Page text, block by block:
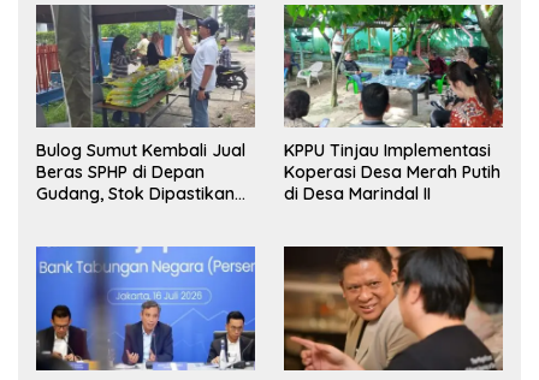
Bulog Sumut Kembali Jual
Beras SPHP di Depan
Gudang, Stok Dipastikan
KPPU Tinjau Implementasi
Koperasi Desa Merah Putih
di Desa Marindal II